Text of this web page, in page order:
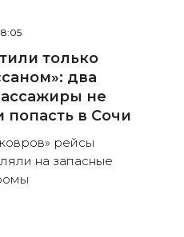
только
два
не
попасть в Сочи
рейсы
на запасные